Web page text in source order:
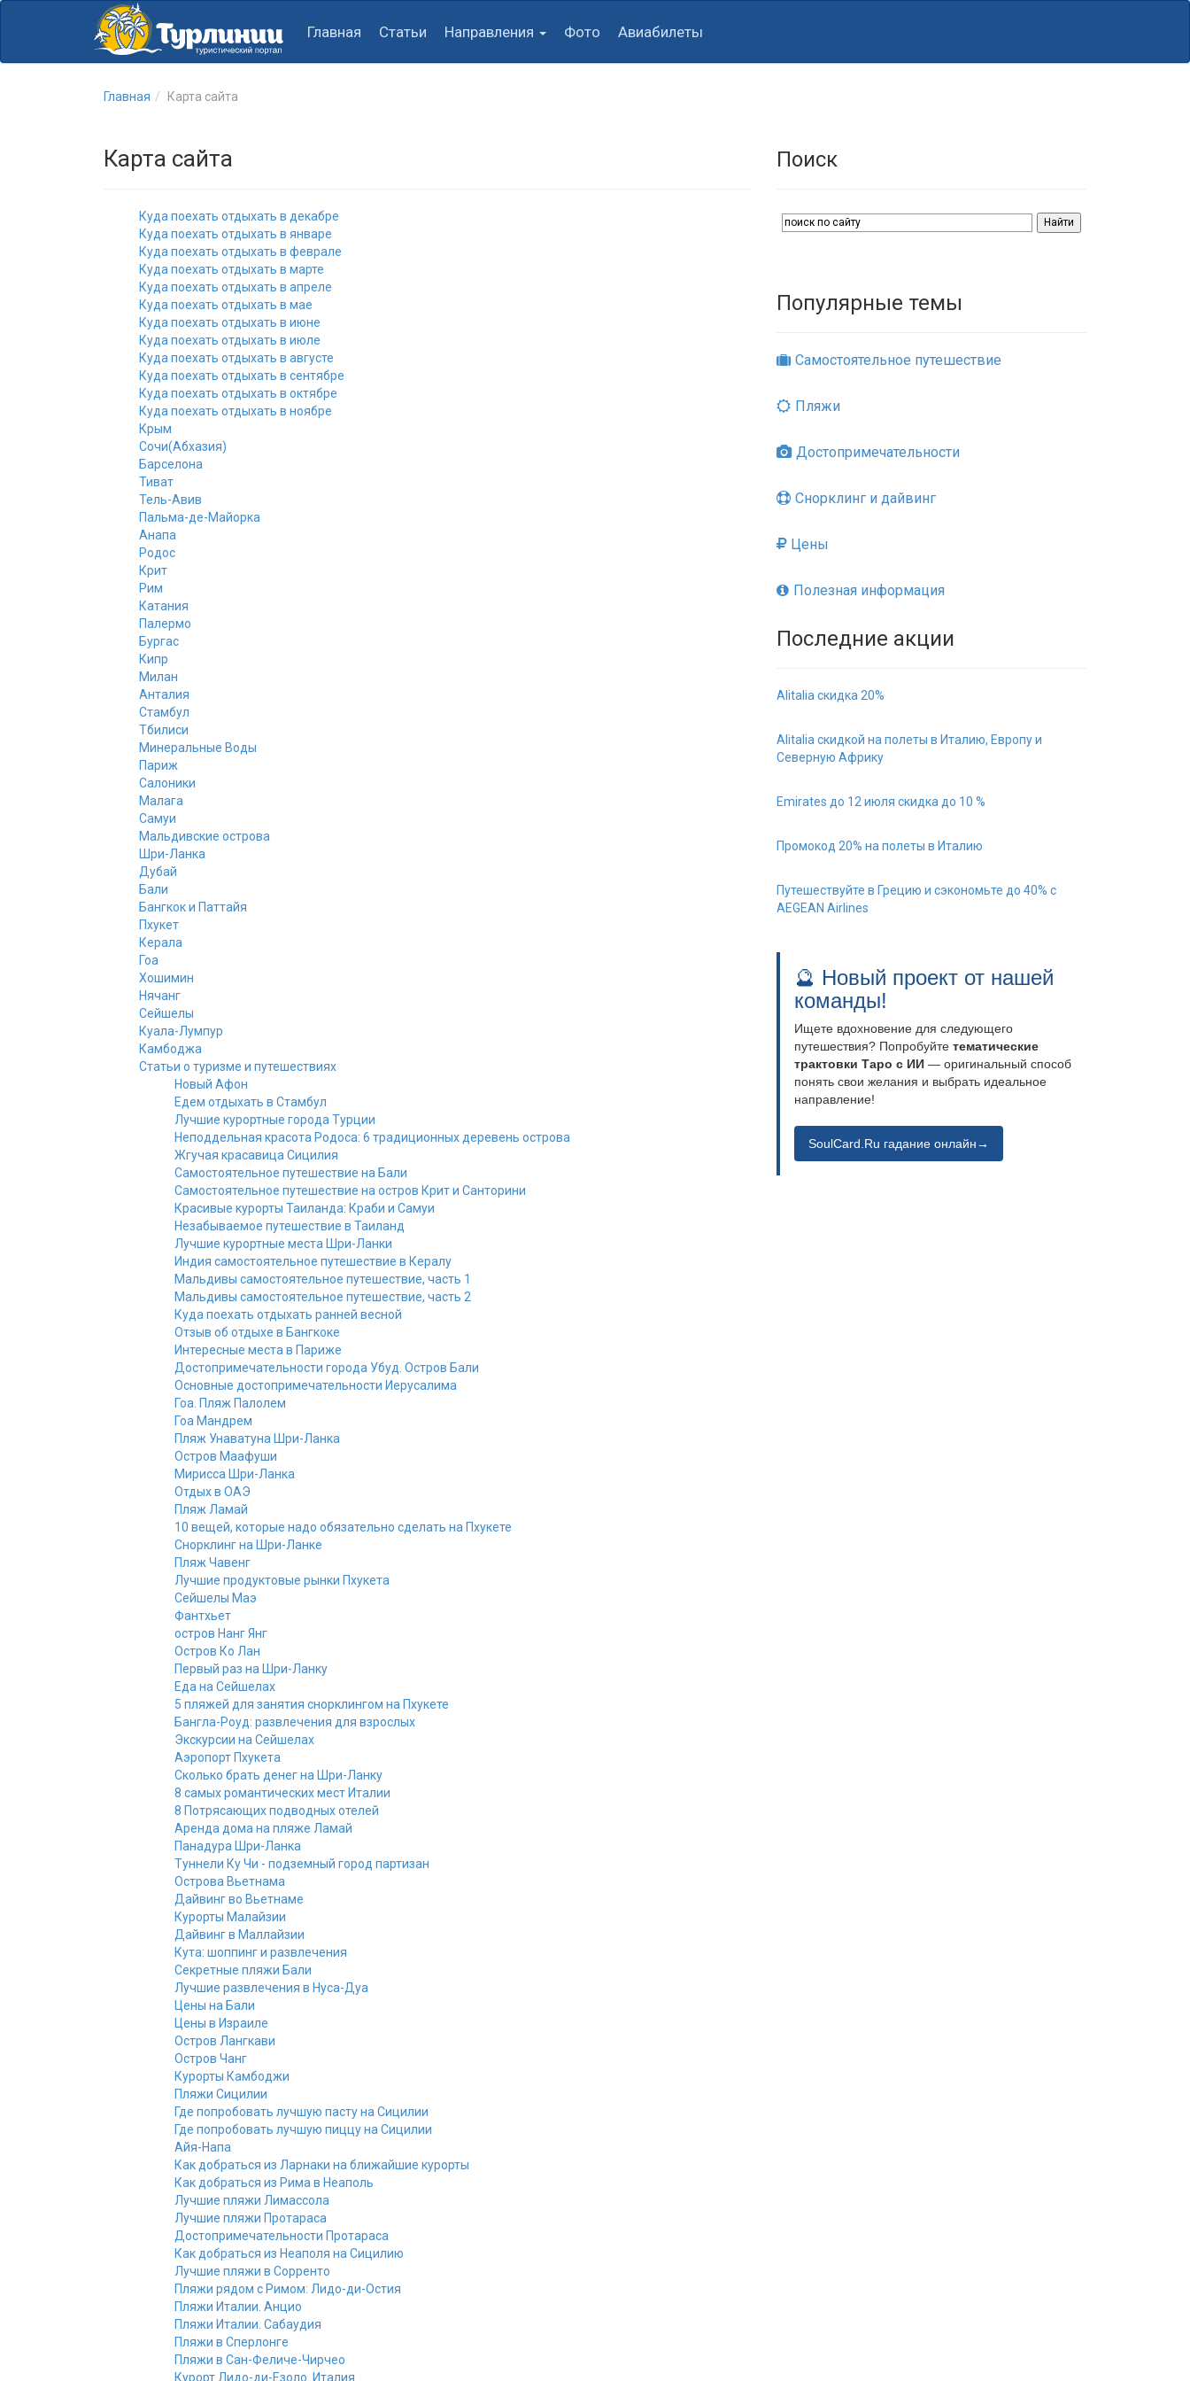
Главная Статьи Направления Фото Авиабилеты
Главная Карта сайта
Карта сайта
Куда поехать отдыхать в декабре
Куда поехать отдыхать в январе
Куда поехать отдыхать в феврале
Куда поехать отдыхать в марте
Куда поехать отдыхать в апреле
Куда поехать отдыхать в мае
Куда поехать отдыхать в июне
Куда поехать отдыхать в июле
Куда поехать отдыхать в августе
Куда поехать отдыхать в сентябре
Куда поехать отдыхать в октябре
Куда поехать отдыхать в ноябре
Крым
Сочи(Абхазия)
Барселона
Тиват
Тель-Авив
Пальма-де-Майорка
Анапа
Родос
Крит
Рим
Катания
Палермо
Бургас
Кипр
Милан
Анталия
Стамбул
Тбилиси
Минеральные Воды
Париж
Салоники
Малага
Самуи
Мальдивские острова
Шри-Ланка
Дубай
Бали
Бангкок и Паттайя
Пхукет
Керала
Гоа
Хошимин
Нячанг
Сейшелы
Куала-Лумпур
Камбоджа
Статьи о туризме и путешествиях
Новый Афон
Едем отдыхать в Стамбул
Лучшие курортные города Турции
Неподдельная красота Родоса: 6 традиционных деревень острова
Жгучая красавица Сицилия
Самостоятельное путешествие на Бали
Самостоятельное путешествие на остров Крит и Санторини
Красивые курорты Таиланда: Краби и Самуи
Незабываемое путешествие в Таиланд
Лучшие курортные места Шри-Ланки
Индия самостоятельное путешествие в Кералу
Мальдивы самостоятельное путешествие, часть 1
Мальдивы самостоятельное путешествие, часть 2
Куда поехать отдыхать ранней весной
Отзыв об отдыхе в Бангкоке
Интересные места в Париже
Достопримечательности города Убуд. Остров Бали
Основные достопримечательности Иерусалима
Гоа. Пляж Палолем
Гоа Мандрем
Пляж Унаватуна Шри-Ланка
Остров Маафуши
Мирисса Шри-Ланка
Отдых в ОАЭ
Пляж Ламай
10 вещей, которые надо обязательно сделать на Пхукете
Снорклинг на Шри-Ланке
Пляж Чавенг
Лучшие продуктовые рынки Пхукета
Сейшелы Маэ
Фантхьет
остров Нанг Янг
Остров Ко Лан
Первый раз на Шри-Ланку
Еда на Сейшелах
5 пляжей для занятия снорклингом на Пхукете
Бангла-Роуд: развлечения для взрослых
Экскурсии на Сейшелах
Аэропорт Пхукета
Сколько брать денег на Шри-Ланку
8 самых романтических мест Италии
8 Потрясающих подводных отелей
Аренда дома на пляже Ламай
Панадура Шри-Ланка
Туннели Ку Чи - подземный город партизан
Острова Вьетнама
Дайвинг во Вьетнаме
Курорты Малайзии
Дайвинг в Маллайзии
Кута: шоппинг и развлечения
Секретные пляжи Бали
Лучшие развлечения в Нуса-Дуа
Цены на Бали
Цены в Израиле
Остров Лангкави
Остров Чанг
Курорты Камбоджи
Пляжи Сицилии
Где попробовать лучшую пасту на Сицилии
Где попробовать лучшую пиццу на Сицилии
Айя-Напа
Как добраться из Ларнаки на ближайшие курорты
Как добраться из Рима в Неаполь
Лучшие пляжи Лимассола
Лучшие пляжи Протараса
Достопримечательности Протараса
Как добраться из Неаполя на Сицилию
Лучшие пляжи в Сорренто
Пляжи рядом с Римом: Лидо-ди-Остия
Пляжи Италии. Анцио
Пляжи Италии. Сабаудия
Пляжи в Сперлонге
Пляжи в Сан-Феличе-Чирчео
Курорт Лидо-ди-Езоло. Италия
Поиск
Популярные темы
Самостоятельное путешествие
Пляжи
Достопримечательности
Снорклинг и дайвинг
Цены
Полезная информация
Последние акции
Alitalia скидка 20%
Alitalia скидкой на полеты в Италию, Европу и
Северную Африку
Emirates до 12 июля скидка до 10 %
Промокод 20% на полеты в Италию
Путешествуйте в Грецию и сэкономьте до 40% с
AEGEAN Airlines
🔮 Новый проект от нашей
команды!
Ищете вдохновение для следующего
путешествия? Попробуйте тематические
трактовки Таро с ИИ — оригинальный способ
понять свои желания и выбрать идеальное
направление!
SoulCard.Ru гадание онлайн→